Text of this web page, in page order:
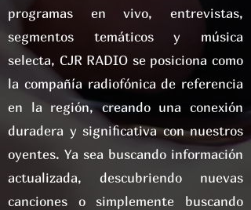
programas en vivo, entrevistas,
segmentos temáticos y música
selecta, CJR RADIO se posiciona como
la compañía radiofónica de referencia
en la región, creando una conexión
duradera y significativa con nuestros
oyentes. Ya sea buscando información
actualizada, descubriendo nuevas
canciones o simplemente buscando